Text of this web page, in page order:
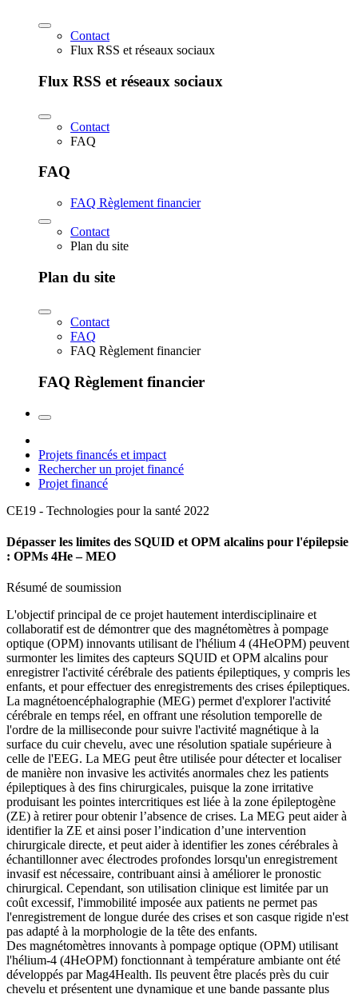
Contact
Flux RSS et réseaux sociaux
Flux RSS et réseaux sociaux
Contact
FAQ
FAQ
FAQ Règlement financier
Contact
Plan du site
Plan du site
Contact
FAQ
FAQ Règlement financier
FAQ Règlement financier
Projets financés et impact
Rechercher un projet financé
Projet financé
CE19 - Technologies pour la santé 2022
Dépasser les limites des SQUID et OPM alcalins pour l'épilepsie
: OPMs 4He – MEO
Résumé de soumission
L'objectif principal de ce projet hautement interdisciplinaire et
collaboratif est de démontrer que des magnétomètres à pompage
optique (OPM) innovants utilisant de l'hélium 4 (4HeOPM) peuvent
surmonter les limites des capteurs SQUID et OPM alcalins pour
enregistrer l'activité cérébrale des patients épileptiques, y compris les
enfants, et pour effectuer des enregistrements des crises épileptiques.
La magnétoencéphalographie (MEG) permet d'explorer l'activité
cérébrale en temps réel, en offrant une résolution temporelle de
l'ordre de la milliseconde pour suivre l'activité magnétique à la
surface du cuir chevelu, avec une résolution spatiale supérieure à
celle de l'EEG. La MEG peut être utilisée pour détecter et localiser
de manière non invasive les activités anormales chez les patients
épileptiques à des fins chirurgicales, puisque la zone irritative
produisant les pointes intercritiques est liée à la zone épileptogène
(ZE) à retirer pour obtenir l’absence de crises. La MEG peut aider à
identifier la ZE et ainsi poser l’indication d’une intervention
chirurgicale directe, et peut aider à identifier les zones cérébrales à
échantillonner avec électrodes profondes lorsqu'un enregistrement
invasif est nécessaire, contribuant ainsi à améliorer le pronostic
chirurgical. Cependant, son utilisation clinique est limitée par un
coût excessif, l'immobilité imposée aux patients ne permet pas
l'enregistrement de longue durée des crises et son casque rigide n'est
pas adapté à la morphologie de la tête des enfants.
Des magnétomètres innovants à pompage optique (OPM) utilisant
l'hélium-4 (4HeOPM) fonctionnant à température ambiante ont été
développés par Mag4Health. Ils peuvent être placés près du cuir
chevelu et présentent une dynamique et une bande passante plus